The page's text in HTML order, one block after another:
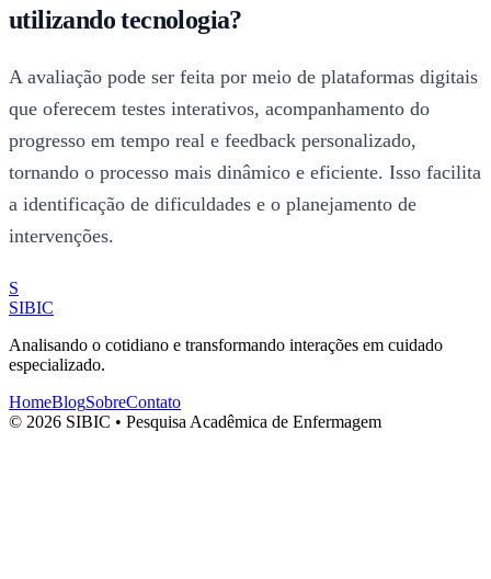
utilizando tecnologia?
A avaliação pode ser feita por meio de plataformas digitais
que oferecem testes interativos, acompanhamento do
progresso em tempo real e feedback personalizado,
tornando o processo mais dinâmico e eficiente. Isso facilita
a identificação de dificuldades e o planejamento de
intervenções.
S
SIBIC
Analisando o cotidiano e transformando interações em cuidado
especializado.
HomeBlogSobreContato
© 2026 SIBIC • Pesquisa Acadêmica de Enfermagem